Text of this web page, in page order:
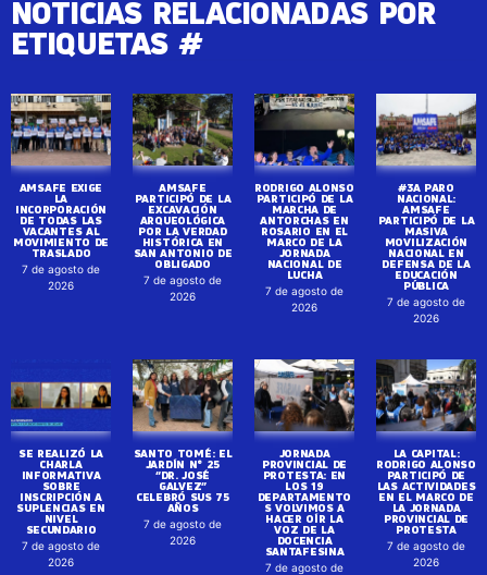
NOTICIAS RELACIONADAS POR
ETIQUETAS #
AMSAFE EXIGE
LA
INCORPORACIÓN
DE TODAS LAS
VACANTES AL
MOVIMIENTO DE
TRASLADO
7 de agosto de
2026
AMSAFE
PARTICIPÓ DE LA
EXCAVACIÓN
ARQUEOLÓGICA
POR LA VERDAD
HISTÓRICA EN
SAN ANTONIO DE
OBLIGADO
7 de agosto de
2026
RODRIGO ALONSO
PARTICIPÓ DE LA
MARCHA DE
ANTORCHAS EN
ROSARIO EN EL
MARCO DE LA
JORNADA
NACIONAL DE
LUCHA
7 de agosto de
2026
#3A PARO
NACIONAL:
AMSAFE
PARTICIPÓ DE LA
MASIVA
MOVILIZACIÓN
NACIONAL EN
DEFENSA DE LA
EDUCACIÓN
PÚBLICA
7 de agosto de
2026
SE REALIZÓ LA
CHARLA
INFORMATIVA
SOBRE
INSCRIPCIÓN A
SUPLENCIAS EN
NIVEL
SECUNDARIO
7 de agosto de
2026
SANTO TOMÉ: EL
JARDÍN N° 25
“DR. JOSÉ
GALVEZ”
CELEBRÓ SUS 75
AÑOS
7 de agosto de
2026
JORNADA
PROVINCIAL DE
PROTESTA: EN
LOS 19
DEPARTAMENTO
S VOLVIMOS A
HACER OÍR LA
VOZ DE LA
DOCENCIA
SANTAFESINA
7 de agosto de
LA CAPITAL:
RODRIGO ALONSO
PARTICIPÓ DE
LAS ACTIVIDADES
EN EL MARCO DE
LA JORNADA
PROVINCIAL DE
PROTESTA
7 de agosto de
2026